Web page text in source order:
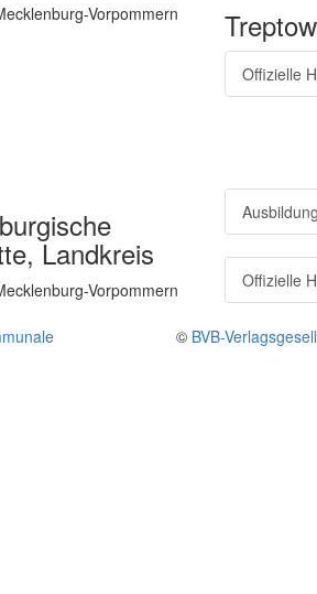
Vorpommern
Offizielle
Landkreis
Vorpommern Offizielle
© BVB-